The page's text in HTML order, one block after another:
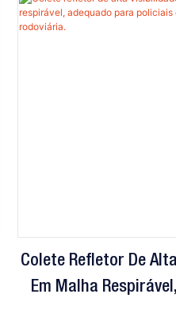
Colete Refletor De
Em Malha